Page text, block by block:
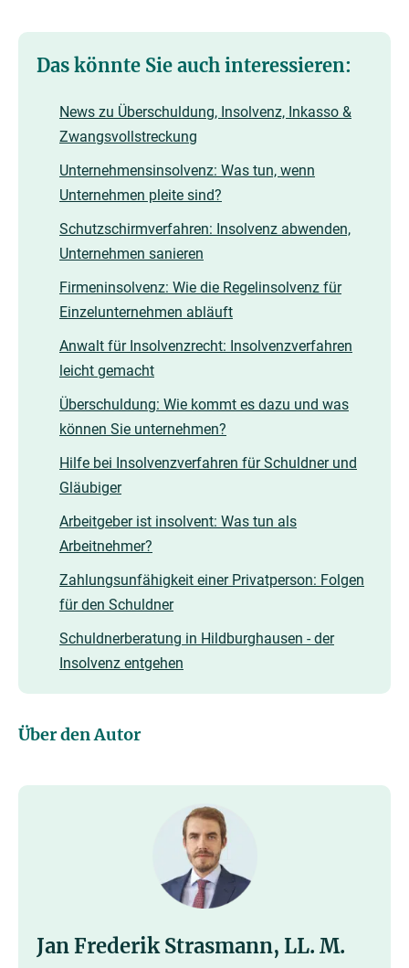
Das könnte Sie auch interessieren:
News zu Überschuldung, Insolvenz, Inkasso &
Zwangsvollstreckung
Unternehmensinsolvenz: Was tun, wenn
Unternehmen pleite sind?
Schutzschirmverfahren: Insolvenz abwenden,
Unternehmen sanieren
Firmeninsolvenz: Wie die Regelinsolvenz für
Einzelunternehmen abläuft
Anwalt für Insolvenzrecht: Insolvenzverfahren
leicht gemacht
Überschuldung: Wie kommt es dazu und was
können Sie unternehmen?
Hilfe bei Insolvenzverfahren für Schuldner und
Gläubiger
Arbeitgeber ist insolvent: Was tun als
Arbeitnehmer?
Zahlungsunfähigkeit einer Privatperson: Folgen
für den Schuldner
Schuldnerberatung in Hildburghausen - der
Insolvenz entgehen
Über den Autor
Jan Frederik Strasmann, LL. M.